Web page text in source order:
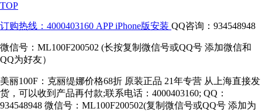
TOP
订购热线：4000403160 APP iPhone版安装 QQ咨询：934548948
微信号：ML100F200502 (长按复制微信号或QQ号 添加微信和
QQ为好友）
美丽100F：克丽缇娜价格68折 原装正品 21年专营 从上海直接发
货，可以收到产品再付款;联系电话：4000403160; QQ：
934548948 微信号：ML100F200502(复制微信号或QQ号 添加为